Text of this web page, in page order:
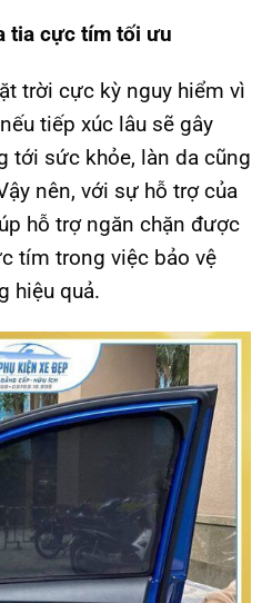
tia cực tím tối ưu
trời cực kỳ nguy hiểm vì
tiếp xúc lâu sẽ gây
tới sức khỏe, làn da cũng
nên, với sự hỗ trợ của
hỗ trợ ngăn chặn được
tím trong việc bảo vệ
hiệu quả.